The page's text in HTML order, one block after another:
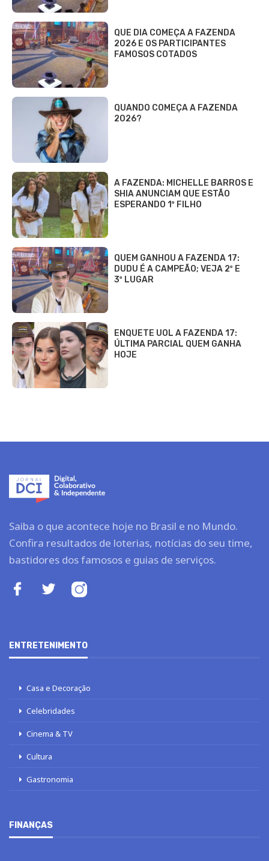
QUE DIA COMEÇA A FAZENDA
2026 E OS PARTICIPANTES
FAMOSOS COTADOS
QUANDO COMEÇA A FAZENDA
2026?
A FAZENDA: MICHELLE BARROS E
SHIA ANUNCIAM QUE ESTÃO
ESPERANDO 1º FILHO
QUEM GANHOU A FAZENDA 17:
DUDU É A CAMPEÃO; VEJA 2º E
3º LUGAR
ENQUETE UOL A FAZENDA 17:
ÚLTIMA PARCIAL QUEM GANHA
HOJE
Saiba o que acontece hoje no Brasil e no Mundo.
Confira resultados de loterias, notícias do seu time,
bastidores dos famosos e guias de serviços.
ENTRETENIMENTO
Casa e Decoração
Celebridades
Cinema & TV
Cultura
Gastronomia
FINANÇAS